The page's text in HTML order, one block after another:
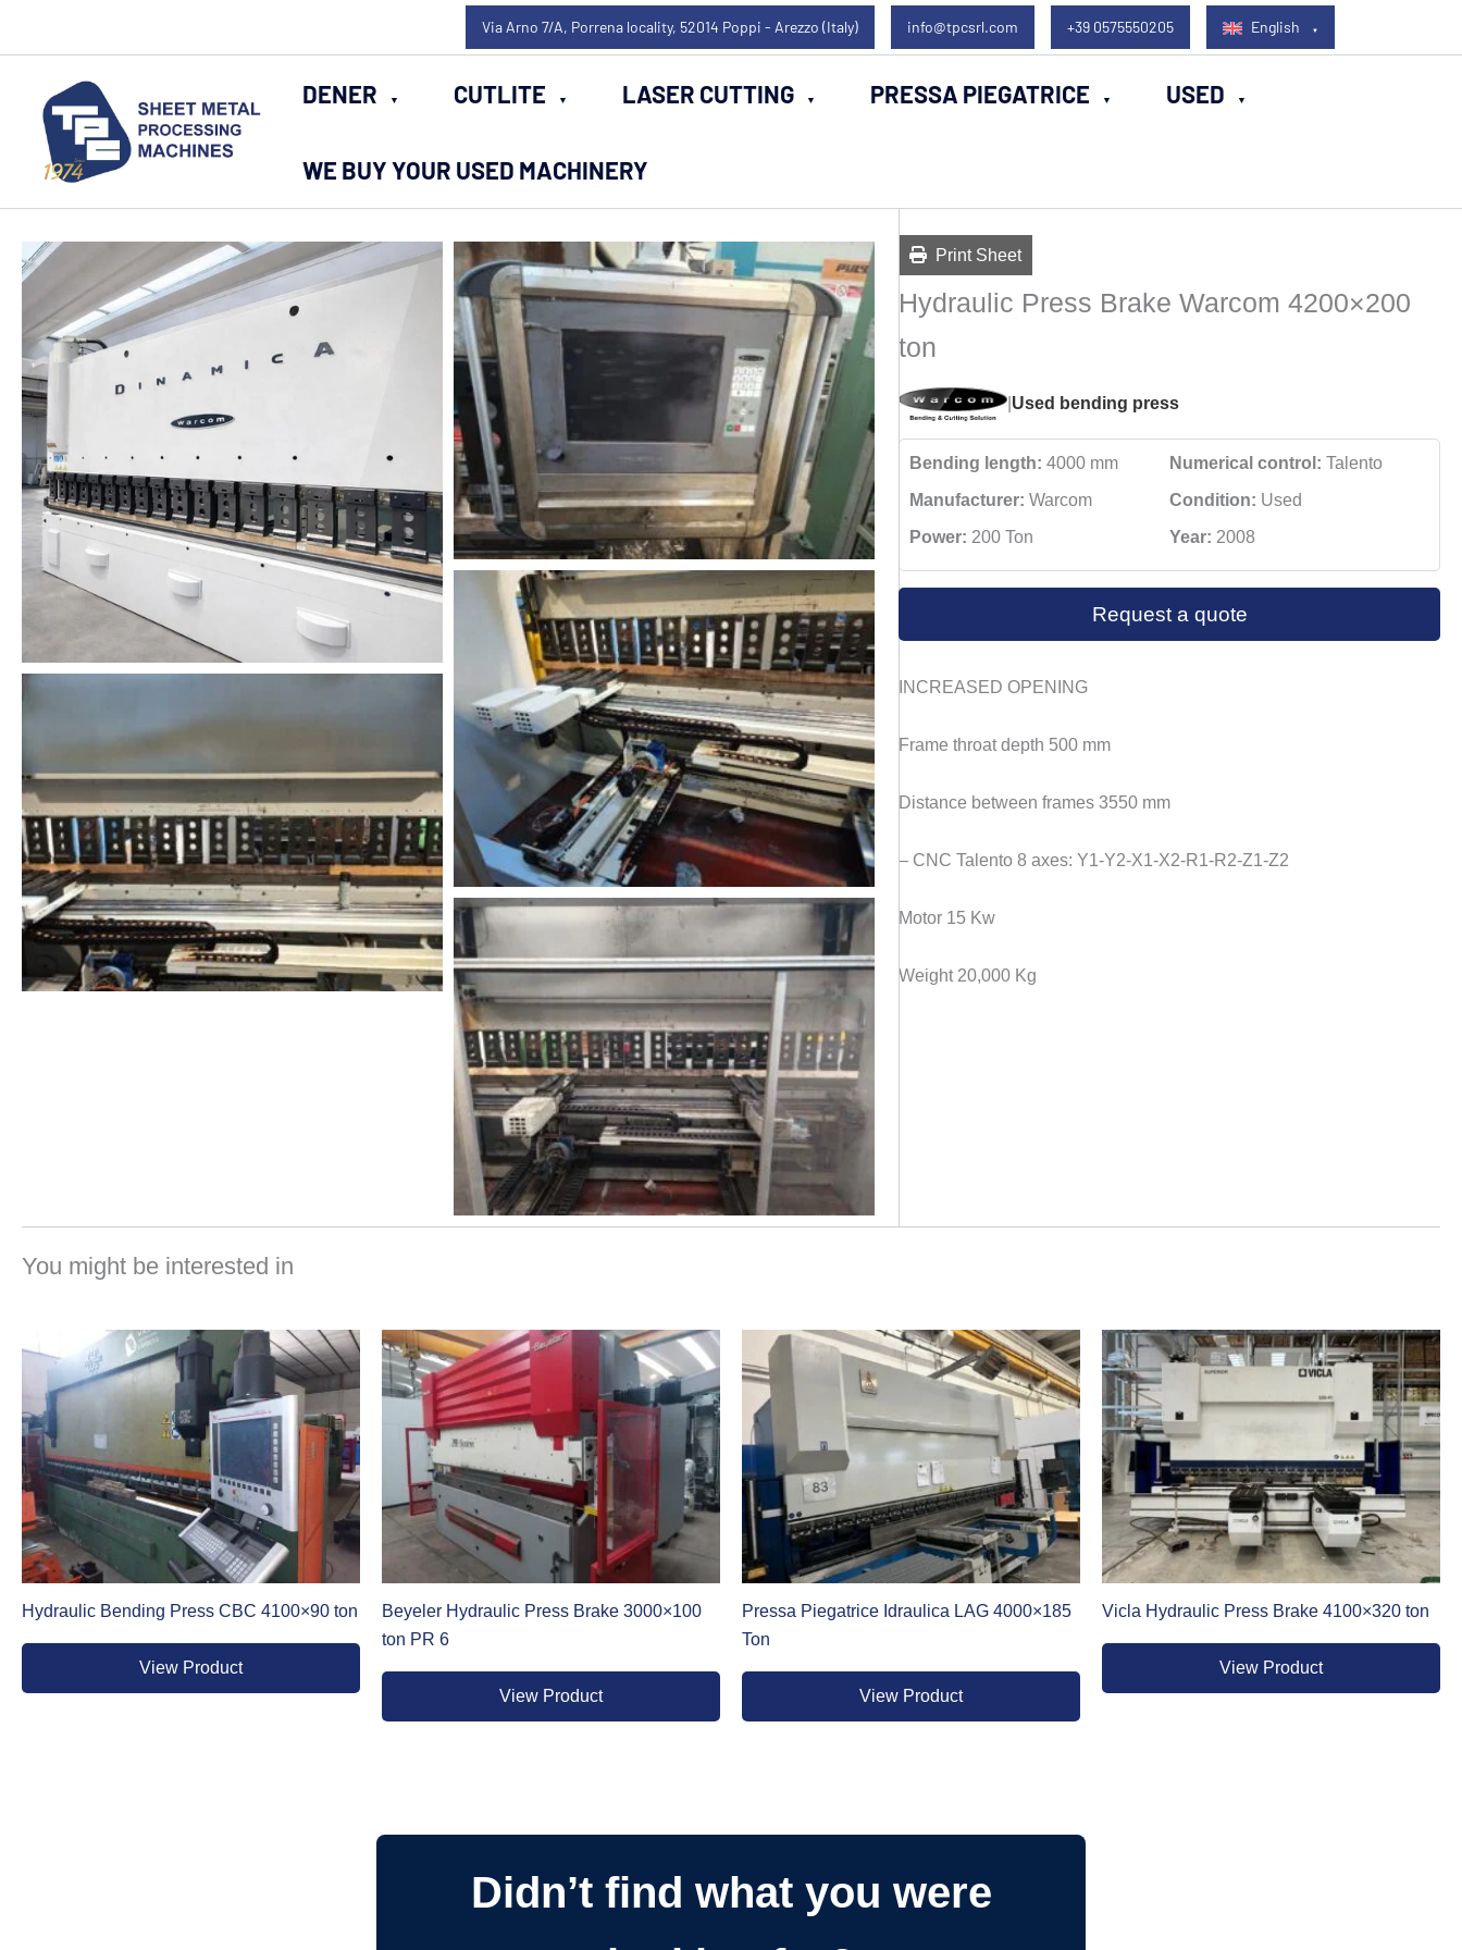
Via Arno 7/A, Porrena locality, 52014 Poppi - Arezzo (Italy) info@tpcsrl.com +39 0575550205 English
DENER CUTLITE LASER CUTTING PRESSA PIEGATRICE USED
WE BUY YOUR USED MACHINERY
Print Sheet
Hydraulic Press Brake Warcom 4200×200
ton
Used bending press
Bending length: 4000 mm
Manufacturer: Warcom
Power: 200 Ton
Numerical control: Talento
Condition: Used
Year: 2008
Request a quote
INCREASED OPENING
Frame throat depth 500 mm
Distance between frames 3550 mm
– CNC Talento 8 axes: Y1-Y2-X1-X2-R1-R2-Z1-Z2
Motor 15 Kw
Weight 20,000 Kg
You might be interested in
Hydraulic Bending Press CBC 4100×90 ton
View Product
Beyeler Hydraulic Press Brake 3000×100
ton PR 6
View Product
Pressa Piegatrice Idraulica LAG 4000×185
Ton
View Product
Vicla Hydraulic Press Brake 4100×320 ton
View Product
Didn’t find what you were